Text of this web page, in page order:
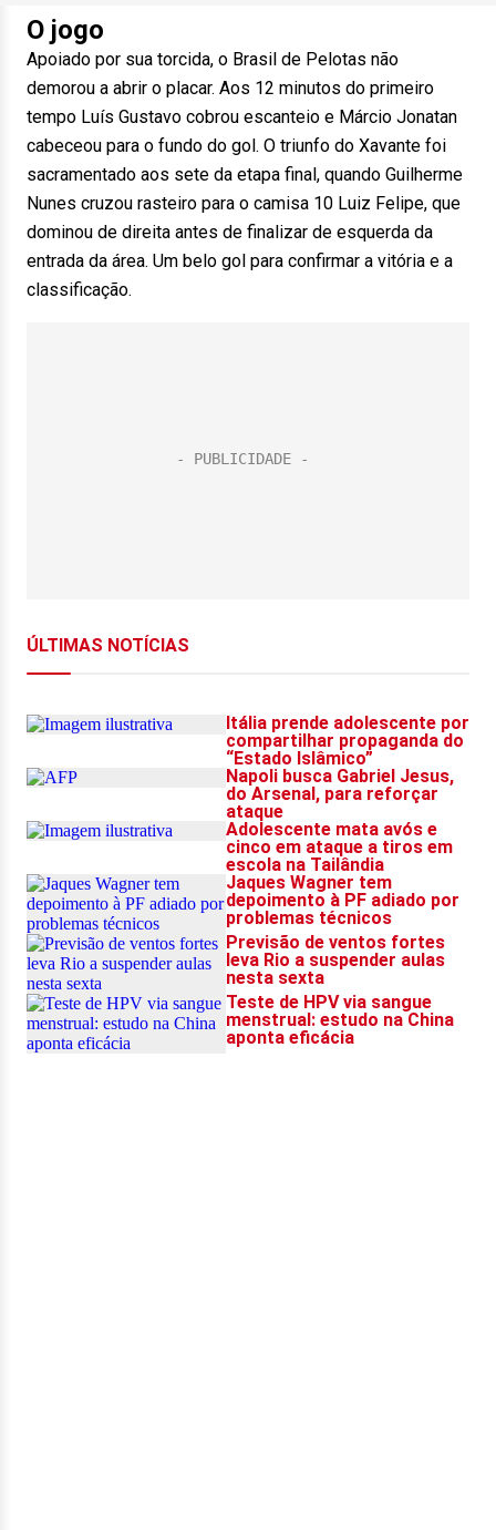
O jogo
Apoiado por sua torcida, o Brasil de Pelotas não
demorou a abrir o placar. Aos 12 minutos do primeiro
tempo Luís Gustavo cobrou escanteio e Márcio Jonatan
cabeceou para o fundo do gol. O triunfo do Xavante foi
sacramentado aos sete da etapa final, quando Guilherme
Nunes cruzou rasteiro para o camisa 10 Luiz Felipe, que
dominou de direita antes de finalizar de esquerda da
entrada da área. Um belo gol para confirmar a vitória e a
classificação.